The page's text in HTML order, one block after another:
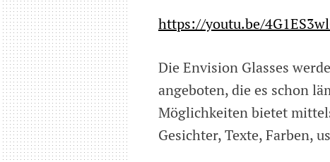
https://youtu.be/
Die Envision Glasses
angeboten, die es schon
Möglichkeiten bietet
Gesichter, Texte, Farben,